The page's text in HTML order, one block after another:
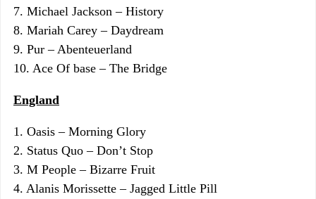
7. Michael Jackson – History
8. Mariah Carey – Daydream
9. Pur – Abenteuerland
10. Ace Of base – The Bridge
England
1. Oasis – Morning Glory
2. Status Quo – Don’t Stop
3. M People – Bizarre Fruit
4. Alanis Morissette – Jagged Little Pill